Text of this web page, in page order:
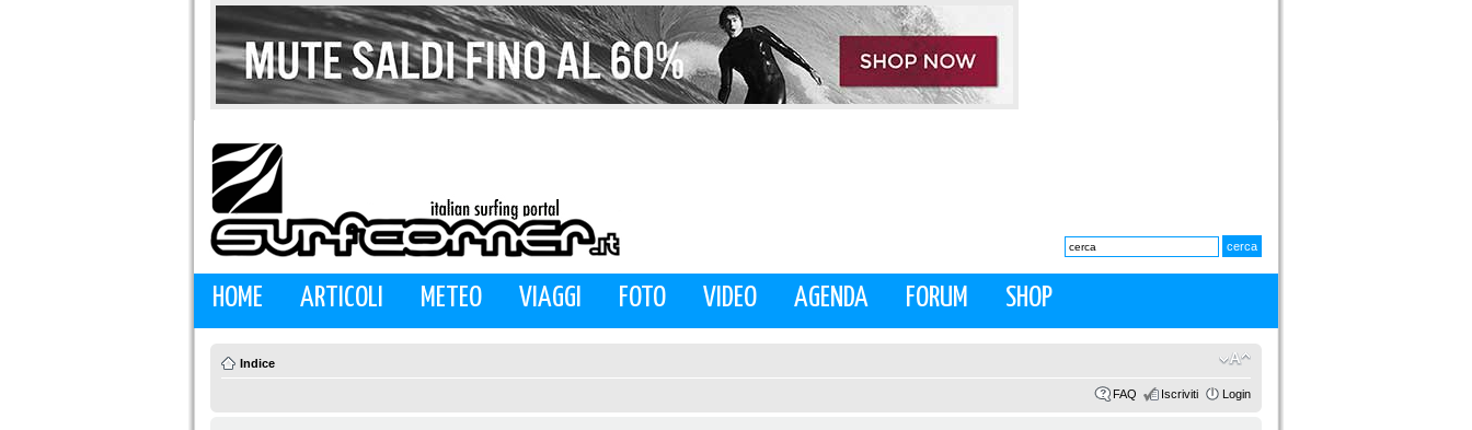
HOME ARTICOLI METEO VIAGGI FOTO VIDEO AGENDA FORUM SHOP
Indice
FAQ Iscriviti Login